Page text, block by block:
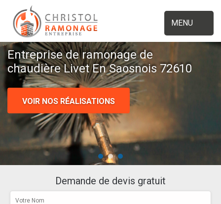
MENU
Entreprise de ramonage de
chaudière Livet En Saosnois 72610
VOIR NOS RÉALISATIONS
Demande de devis gratuit